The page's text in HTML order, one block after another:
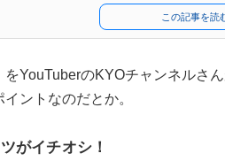
この記事を読
YouTuberのKYOチャンネルさ
ントなのだとか。
がイチオシ！